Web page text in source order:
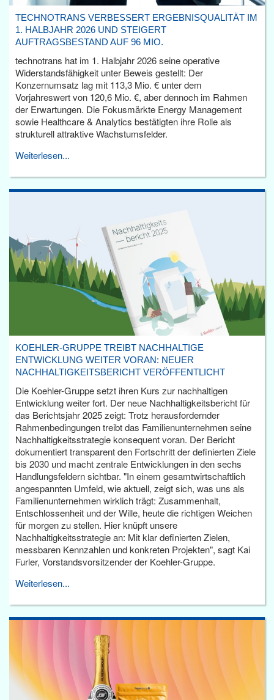
TECHNOTRANS VERBESSERT ERGEBNISQUALITÄT IM
1. HALBJAHR 2026 UND STEIGERT
AUFTRAGSBESTAND AUF 96 MIO.
technotrans hat im 1. Halbjahr 2026 seine operative
Widerstandsfähigkeit unter Beweis gestellt: Der
Konzernumsatz lag mit 113,3 Mio. € unter dem
Vorjahreswert von 120,6 Mio. €, aber dennoch im Rahmen
der Erwartungen. Die Fokusmärkte Energy Management
sowie Healthcare & Analytics bestätigten ihre Rolle als
strukturell attraktive Wachstumsfelder.
Weiterlesen...
KOEHLER-GRUPPE TREIBT NACHHALTIGE
ENTWICKLUNG WEITER VORAN: NEUER
NACHHALTIGKEITSBERICHT VERÖFFENTLICHT
Die Koehler-Gruppe setzt ihren Kurs zur nachhaltigen
Entwicklung weiter fort. Der neue Nachhaltigkeitsbericht für
das Berichtsjahr 2025 zeigt: Trotz herausfordernder
Rahmenbedingungen treibt das Familienunternehmen seine
Nachhaltigkeitsstrategie konsequent voran. Der Bericht
dokumentiert transparent den Fortschritt der definierten Ziele
bis 2030 und macht zentrale Entwicklungen in den sechs
Handlungsfeldern sichtbar. "In einem gesamtwirtschaftlich
angespannten Umfeld, wie aktuell, zeigt sich, was uns als
Familienunternehmen wirklich trägt: Zusammenhalt,
Entschlossenheit und der Wille, heute die richtigen Weichen
für morgen zu stellen. Hier knüpft unsere
Nachhaltigkeitsstrategie an: Mit klar definierten Zielen,
messbaren Kennzahlen und konkreten Projekten", sagt Kai
Furler, Vorstandsvorsitzender der Koehler-Gruppe.
Weiterlesen...